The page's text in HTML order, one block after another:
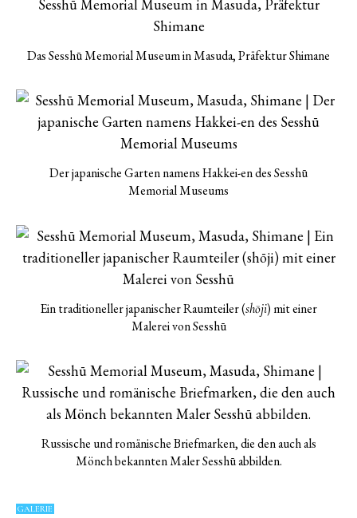
Das Sesshū Memorial Museum in Masuda, Präfektur Shimane
Der japanische Garten namens Hakkei-en des Sesshū
Memorial Museums
Ein traditioneller japanischer Raumteiler (shōji) mit einer
Malerei von Sesshū
Russische und romänische Briefmarken, die den auch als
Mönch bekannten Maler Sesshū abbilden.
GALERIE